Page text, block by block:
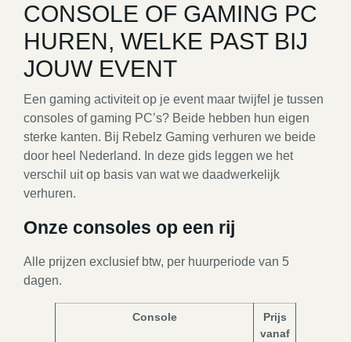
CONSOLE OF GAMING PC
HUREN, WELKE PAST BIJ
JOUW EVENT
Een gaming activiteit op je event maar twijfel je tussen
consoles of gaming PC’s? Beide hebben hun eigen
sterke kanten. Bij Rebelz Gaming verhuren we beide
door heel Nederland. In deze gids leggen we het
verschil uit op basis van wat we daadwerkelijk
verhuren.
Onze consoles op een rij
Alle prijzen exclusief btw, per huurperiode van 5
dagen.
Console
Prijs
vanaf